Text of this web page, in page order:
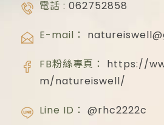
電話 : 062752858
E-mail：
FB粉絲專頁： https://
m/natureiswell/
Line ID： @rhc2222c